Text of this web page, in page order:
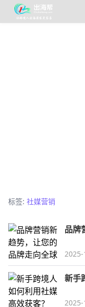
标签: 社媒营销
品牌
2025-
新手
2025-